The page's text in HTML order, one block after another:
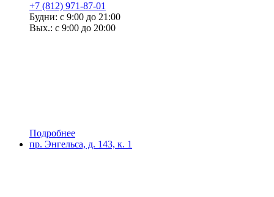
+7 (812) 971-87-01
Будни: с 9:00 до 21:00
Вых.: с 9:00 до 20:00
Подробнее
пр. Энгельса, д. 143, к. 1